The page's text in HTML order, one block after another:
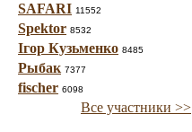
SAFARI 11552
Spektor 8532
Ігор Кузьменко 8485
Рыбак 7377
fischer 6098
Все участники >>